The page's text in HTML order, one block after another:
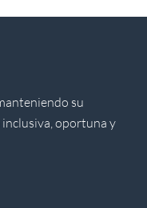
su
oportuna y